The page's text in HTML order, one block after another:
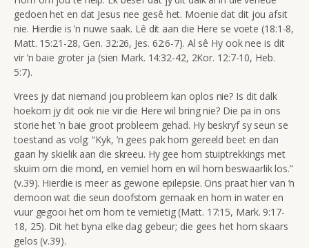
gedoen het en dat Jesus nee gesê het. Moenie dat dit jou afsit
nie. Hierdie is ’n nuwe saak. Lê dit aan die Here se voete (18:1-8,
Matt. 15:21-28, Gen. 32:26, Jes. 62:6-7). Al sê Hy ook nee is dit
vir ’n baie groter ja (sien Mark. 14:32-42, 2Kor. 12:7-10, Heb.
5:7).
Vrees jy dat niemand jou probleem kan oplos nie? Is dit dalk
hoekom jy dit ook nie vir die Here wil bring nie? Die pa in ons
storie het ’n baie groot probleem gehad. Hy beskryf sy seun se
toestand as volg: “Kyk, ’n gees pak hom gereeld beet en dan
gaan hy skielik aan die skreeu. Hy gee hom stuiptrekkings met
skuim om die mond, en verniel hom en wil hom beswaarlik los.”
(v.39). Hierdie is meer as gewone epilepsie. Ons praat hier van ’n
demoon wat die seun doofstom gemaak en hom in water en
vuur gegooi het om hom te vernietig (Matt. 17:15, Mark. 9:17-
18, 25). Dit het byna elke dag gebeur; die gees het hom skaars
gelos (v.39).